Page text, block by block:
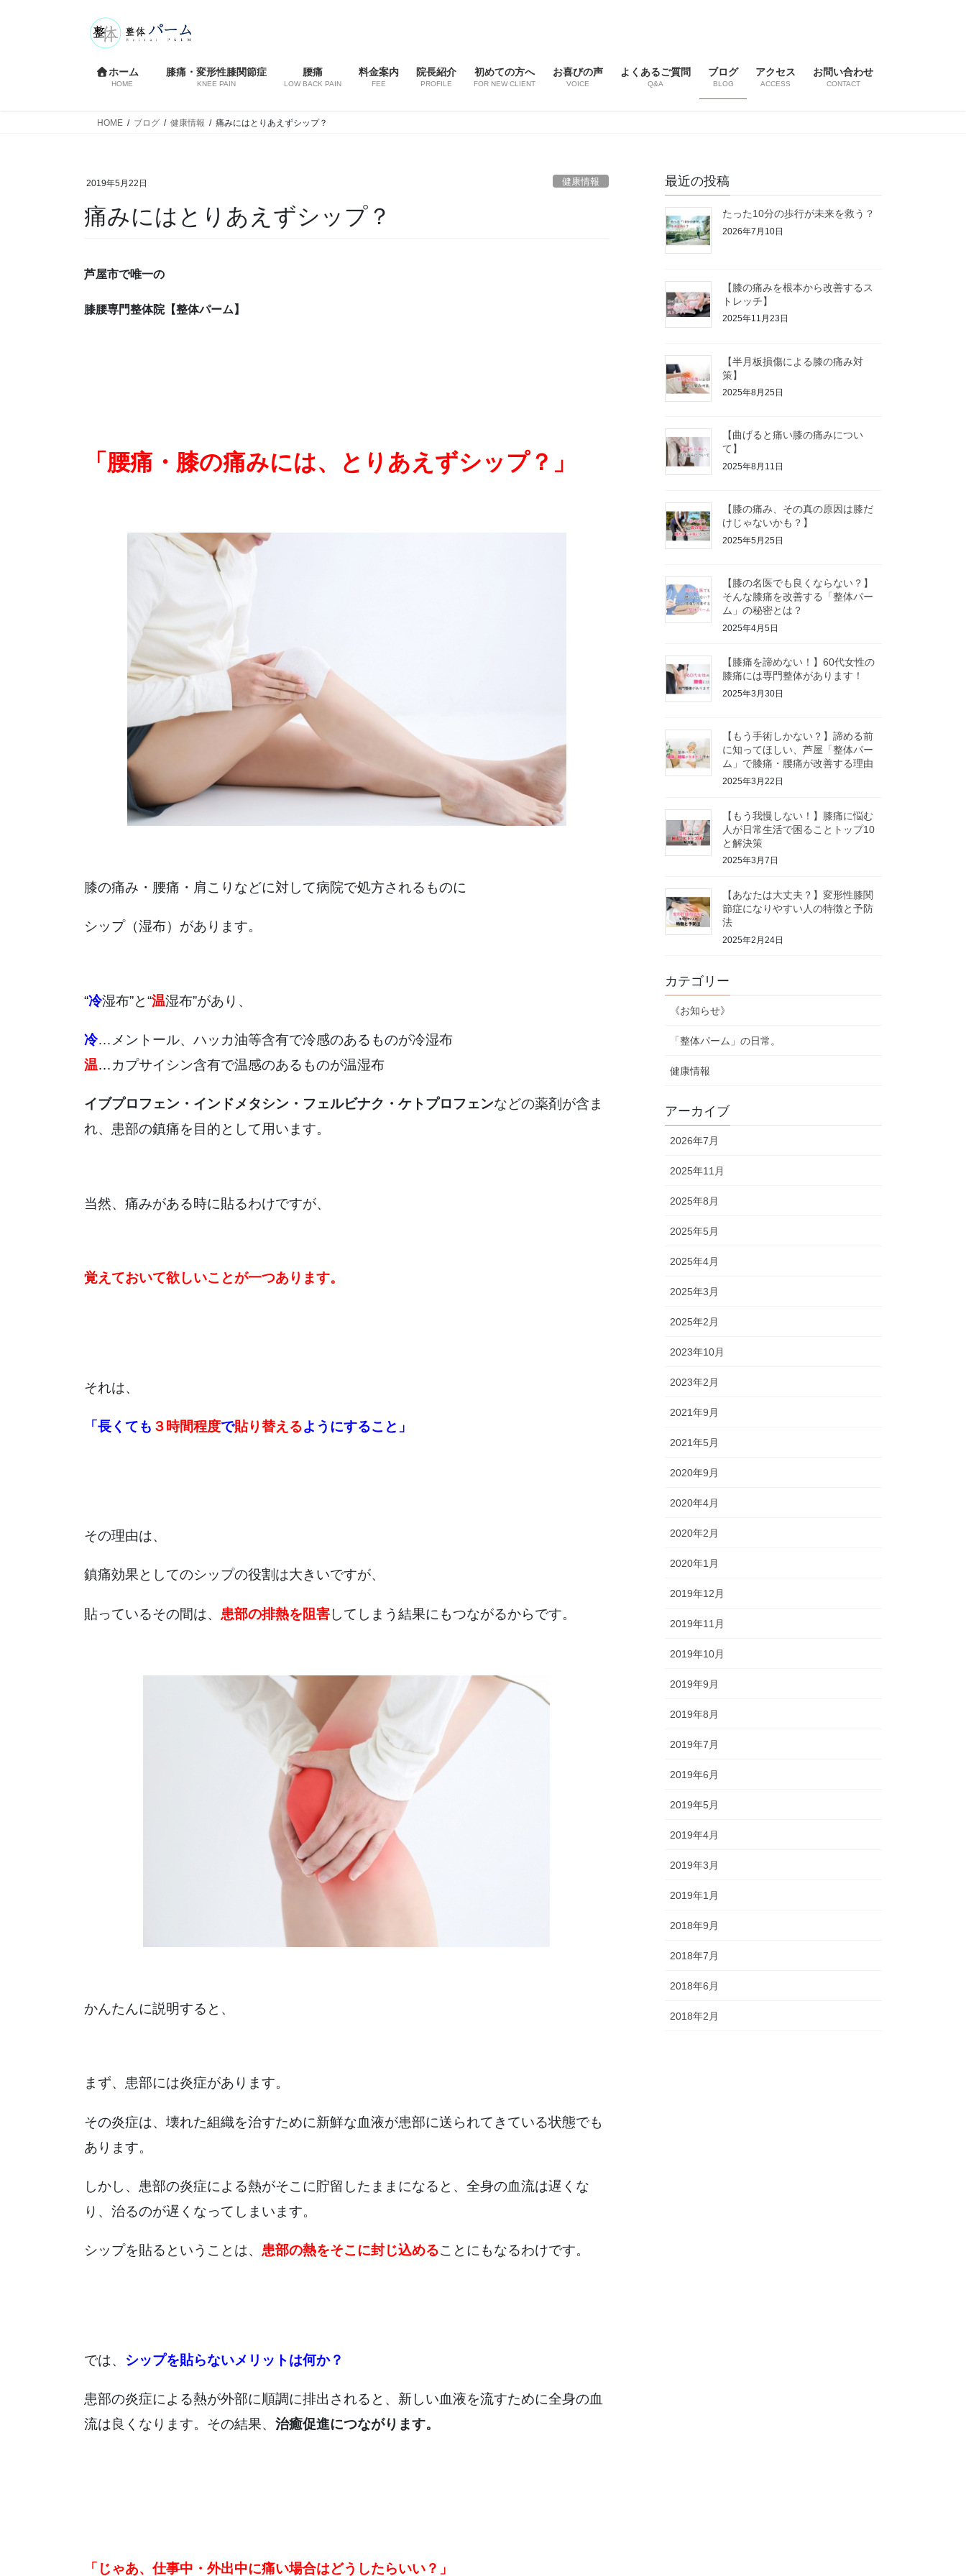
ホーム
HOME
膝痛・変形性膝関節症
KNEE PAIN
腰痛
LOW BACK PAIN
料金案内
FEE
院長紹介
PROFILE
初めての方へ
FOR NEW CLIENT
お喜びの声
VOICE
よくあるご質問
Q&A
ブログ
BLOG
アクセス
ACCESS
お問い合わせ
CONTACT
HOME ブログ 健康情報 痛みにはとりあえずシップ？
2019年5月22日 健康情報
痛みにはとりあえずシップ？
芦屋市で唯一の
膝腰専門整体院【整体パーム】
「腰痛・膝の痛みには、とりあえずシップ？」
膝の痛み・腰痛・肩こりなどに対して病院で処方されるものに
シップ（湿布）があります。
“冷湿布”と“温湿布”があり、
冷…メントール、ハッカ油等含有で冷感のあるものが冷湿布
温…カプサイシン含有で温感のあるものが温湿布
イブプロフェン・インドメタシン・フェルビナク・ケトプロフェンなどの薬剤が含ま
れ、患部の鎮痛を目的として用います。
当然、痛みがある時に貼るわけですが、
覚えておいて欲しいことが一つあります。
それは、
「長くても ３時間程度で貼り替えるようにすること」
その理由は、
鎮痛効果としてのシップの役割は大きいですが、
貼っているその間は、 患部の排熱を阻害してしまう結果にもつながるからです。
かんたんに説明すると、
まず、患部には炎症があります。
その炎症は、壊れた組織を治すために新鮮な血液が患部に送られてきている状態でも
あります。
しかし、患部の炎症による熱がそこに貯留したままになると、全身の血流は遅くな
り、治るのが遅くなってしまいます。
シップを貼るということは、 患部の熱をそこに封じ込めることにもなるわけです。
では、 シップを貼らないメリットは何か？
患部の炎症による熱が外部に順調に排出されると、新しい血液を流すために全身の血
流は良くなります。その結果、 治癒促進につながります。
「じゃあ、仕事中・外出中に痛い場合はどうしたらいい？」
最近の投稿
たった10分の歩行が未来を救う？
2026年7月10日
【膝の痛みを根本から改善するス
トレッチ】
2025年11月23日
【半月板損傷による膝の痛み対
策】
2025年8月25日
【曲げると痛い膝の痛みについ
て】
2025年8月11日
【膝の痛み、その真の原因は膝だ
けじゃないかも？】
2025年5月25日
【膝の名医でも良くならない？】
そんな膝痛を改善する「整体パー
ム」の秘密とは？
2025年4月5日
【膝痛を諦めない！】60代女性の
膝痛には専門整体があります！
2025年3月30日
【もう手術しかない？】諦める前
に知ってほしい、芦屋「整体パー
ム」で膝痛・腰痛が改善する理由
2025年3月22日
【もう我慢しない！】膝痛に悩む
人が日常生活で困ることトップ10
と解決策
2025年3月7日
【あなたは大丈夫？】変形性膝関
節症になりやすい人の特徴と予防
法
2025年2月24日
カテゴリー
《お知らせ》
「整体パーム」の日常。
健康情報
アーカイブ
2026年7月
2025年11月
2025年8月
2025年5月
2025年4月
2025年3月
2025年2月
2023年10月
2023年2月
2021年9月
2021年5月
2020年9月
2020年4月
2020年2月
2020年1月
2019年12月
2019年11月
2019年10月
2019年9月
2019年8月
2019年7月
2019年6月
2019年5月
2019年4月
2019年3月
2019年1月
2018年9月
2018年7月
2018年6月
2018年2月